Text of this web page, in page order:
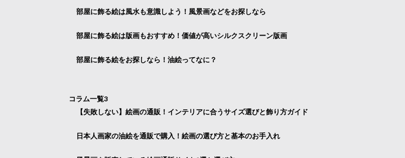
部屋に飾る絵は風水も意識しよう！風景画などをお探しなら
部屋に飾る絵は版画もおすすめ！価値が高いシルクスクリーン版画
部屋に飾る絵をお探しなら！油絵ってなに？
コラム一覧3
【失敗しない】絵画の通販！インテリアに合うサイズ選びと飾り方ガイド
日本人画家の油絵を通販で購入！絵画の選び方と基本のお手入れ